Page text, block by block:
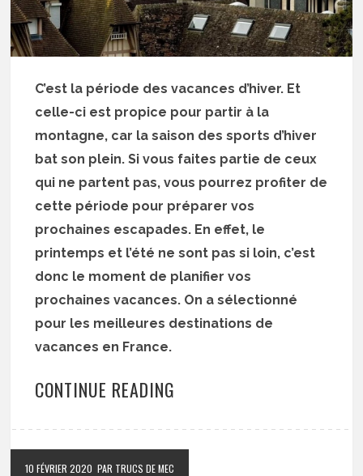
C’est la période des vacances d’hiver. Et
celle-ci est propice pour partir à la
montagne, car la saison des sports d’hiver
bat son plein. Si vous faites partie de ceux
qui ne partent pas, vous pourrez profiter de
cette période pour préparer vos
prochaines escapades. En effet, le
printemps et l’été ne sont pas si loin, c’est
donc le moment de planifier vos
prochaines vacances. On a sélectionné
pour les meilleures destinations de
vacances en France.
CONTINUE READING
10 FÉVRIER 2020 PAR TRUCS DE MEC